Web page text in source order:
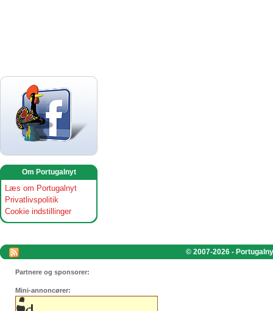
Om Portugalnyt
Læs om Portugalnyt
Privatlivspolitik
Cookie indstillinger
© 2007-2026 -
Partnere og sponsorer:
Mini-annoncører: